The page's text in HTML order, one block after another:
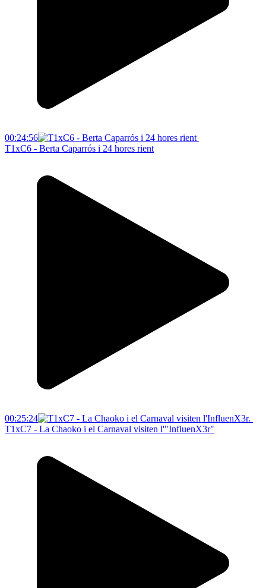
00:24:56
T1xC6 - Berta Caparrós i 24 hores rient
00:25:24
T1xC7 - La Chaoko i el Carnaval visiten l'"InfluenX3r"